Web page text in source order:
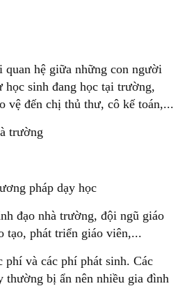
quan hệ giữa những con người
sinh đang học tại trường,
vệ đến chị thủ thư, cô kế toán,...
trường
pháp dạy học
đạo nhà trường, đội ngũ giáo
tạo, phát triển giáo viên,...
phí và các phí phát sinh. Các
thường bị ẩn nên nhiều gia đình